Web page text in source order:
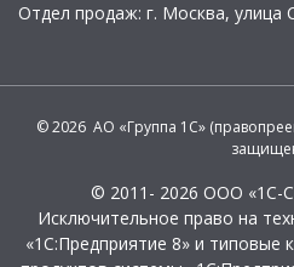
Отдел продаж: г. Москва, улица
© 2026 АО «Группа 1С»
© 2011- 2026 ООО «1С-
Исключительное право на
«1С:Предприятие 8» и типовые